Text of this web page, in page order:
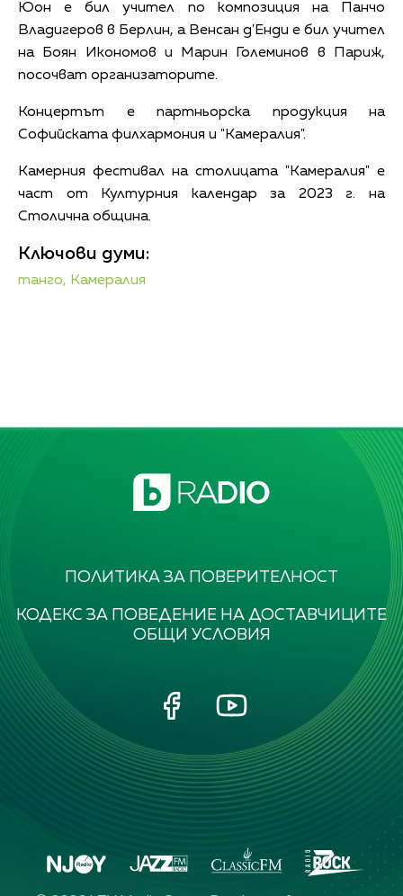
Юон е бил учител по композиция на Панчо
Владигеров в Берлин, а Венсан д'Енди е бил учител
на Боян Икономов и Марин Големинов в Париж,
посочват организаторите.
Концертът е партньорска продукция на
Софийската филхармония и "Камералия".
Камерния фестивал на столицата "Камералия" е
част от Културния календар за 2023 г. на
Столична община.
Ключови думи:
танго, Камералия
ПОЛИТИКА ЗА ПОВЕРИТЕЛНОСТ
КОДЕКС ЗА ПОВЕДЕНИЕ НА ДОСТАВЧИЦИТЕ
ОБЩИ УСЛОВИЯ